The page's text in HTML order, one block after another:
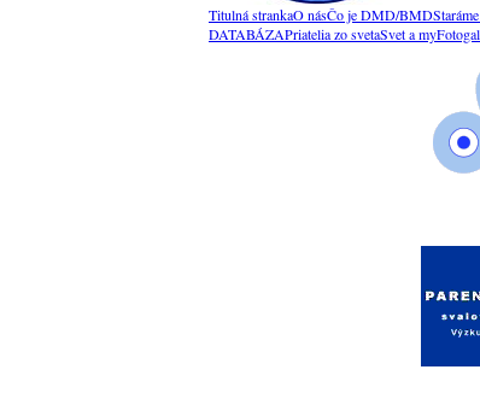
Titulná strankaO násČo je DMD/BMD
DATABÁZAPriatelia zo svetaSvet a my